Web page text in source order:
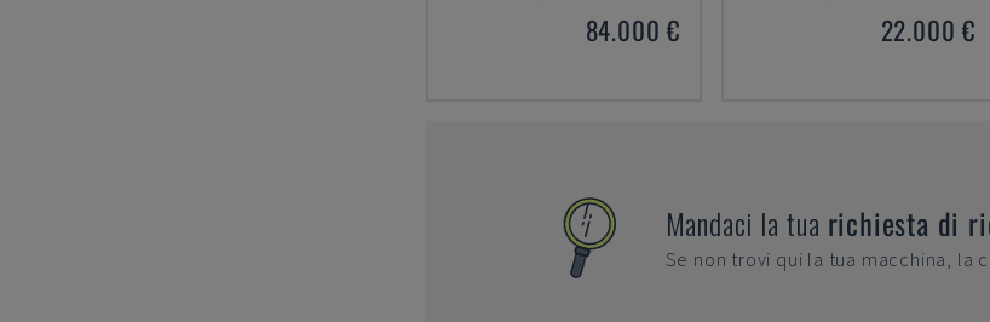
84.000 € 22.000 €
Mandaci la tua richiesta di
Se non trovi qui la tua macchina, la